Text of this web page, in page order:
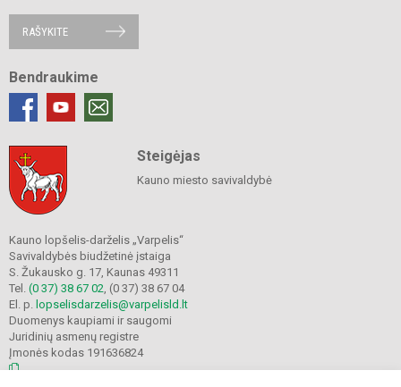
RAŠYKITE
Bendraukime
Steigėjas
Kauno miesto savivaldybė
Kauno lopšelis-darželis „Varpelis“
Savivaldybės biudžetinė įstaiga
S. Žukausko g. 17, Kaunas 49311
Tel. (0 37) 38 67 02 , (0 37) 38 67 04
El. p. lopselisdarzelis@varpelisld.lt
Duomenys kaupiami ir saugomi
Juridinių asmenų registre
Įmonės kodas 191636824